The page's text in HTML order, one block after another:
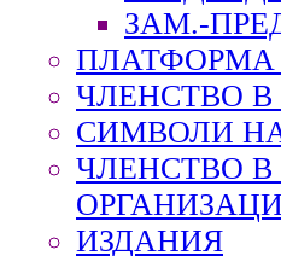
ЗАМ.-
ПЛАТФОРМА
ЧЛЕНСТВО В
СИМВОЛИ
ЧЛЕНСТВО
ИЗДАНИЯ